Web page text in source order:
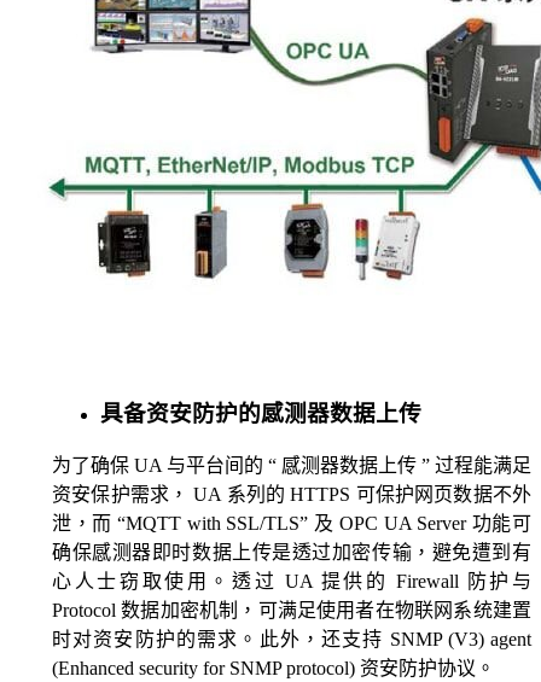
具备资安防护的感测器数据上传
为了确保 UA 与平台间的 “ 感测器数据上传 ” 过程能满足
资安保护需求， UA 系列的 HTTPS 可保护网页数据不外
泄，而 “MQTT with SSL/TLS” 及 OPC UA Server 功能可
确保感测器即时数据上传是透过加密传输，避免遭到有
心人士窃取使用。透过 UA 提供的 Firewall 防护与
Protocol 数据加密机制，可满足使用者在物联网系统建置
时对资安防护的需求。此外，还支持 SNMP (V3) agent
(Enhanced security for SNMP protocol) 资安防护协议。